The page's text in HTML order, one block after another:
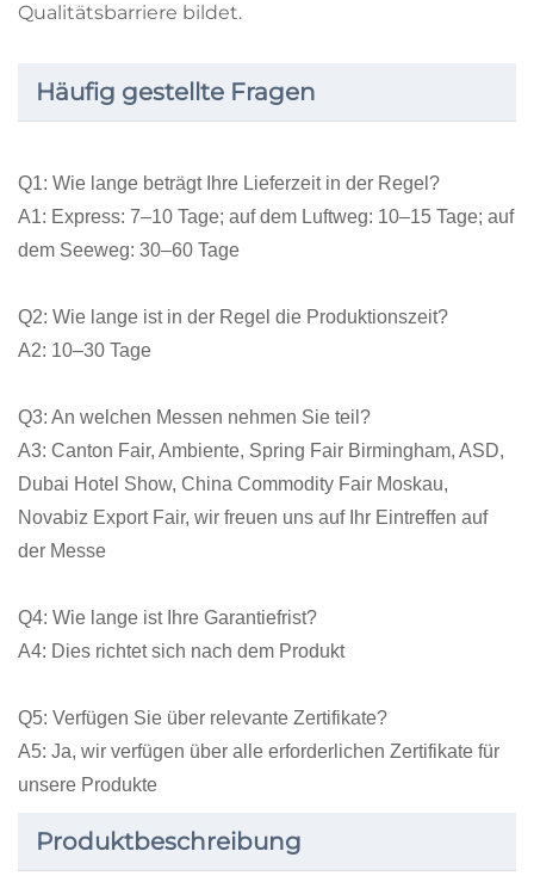
Qualitätsbarriere bildet.
Häufig gestellte Fragen
Q1: Wie lange beträgt Ihre Lieferzeit in der Regel?
A1: Express: 7–10 Tage; auf dem Luftweg: 10–15 Tage; auf
dem Seeweg: 30–60 Tage
Q2: Wie lange ist in der Regel die Produktionszeit?
A2: 10–30 Tage
Q3: An welchen Messen nehmen Sie teil?
A3: Canton Fair, Ambiente, Spring Fair Birmingham, ASD,
Dubai Hotel Show, China Commodity Fair Moskau,
Novabiz Export Fair, wir freuen uns auf Ihr Eintreffen auf
der Messe
Q4: Wie lange ist Ihre Garantiefrist?
A4: Dies richtet sich nach dem Produkt
Q5: Verfügen Sie über relevante Zertifikate?
A5: Ja, wir verfügen über alle erforderlichen Zertifikate für
unsere Produkte
Produktbeschreibung